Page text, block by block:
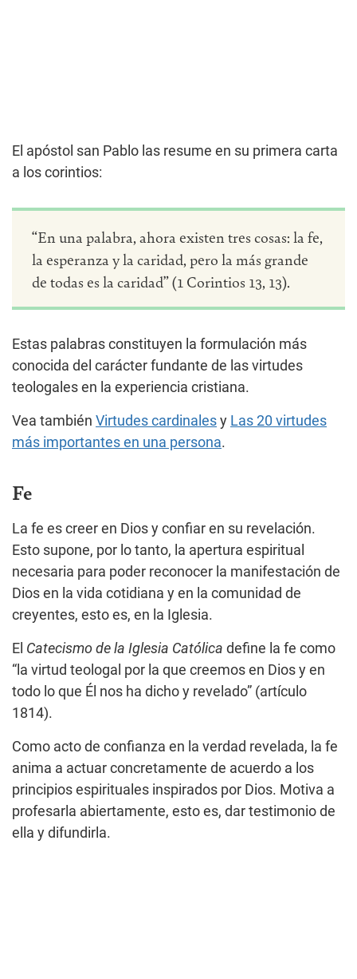
El apóstol san Pablo las resume en su primera carta
a los corintios:
“En una palabra, ahora existen tres cosas: la fe,
la esperanza y la caridad, pero la más grande
de todas es la caridad” (1 Corintios 13, 13).
Estas palabras constituyen la formulación más
conocida del carácter fundante de las virtudes
teologales en la experiencia cristiana.
Vea también Virtudes cardinales y Las 20 virtudes
más importantes en una persona.
Fe
La fe es creer en Dios y confiar en su revelación.
Esto supone, por lo tanto, la apertura espiritual
necesaria para poder reconocer la manifestación de
Dios en la vida cotidiana y en la comunidad de
creyentes, esto es, en la Iglesia.
El Catecismo de la Iglesia Católica define la fe como
“la virtud teologal por la que creemos en Dios y en
todo lo que Él nos ha dicho y revelado” (artículo
1814).
Como acto de confianza en la verdad revelada, la fe
anima a actuar concretamente de acuerdo a los
principios espirituales inspirados por Dios. Motiva a
profesarla abiertamente, esto es, dar testimonio de
ella y difundirla.